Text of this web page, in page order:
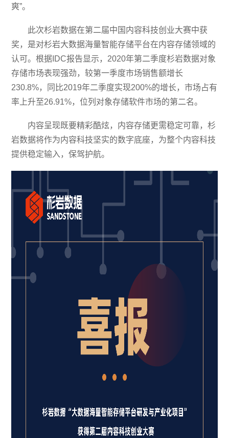
爽”。
此次杉岩数据在第二届中国内容科技创业大赛中获
奖，是对杉岩大数据海量智能存储平台在内容存储领域的
认可。根据IDC报告显示，2020年第二季度杉岩数据对象
存储市场表现强劲，较第一季度市场销售额增长
230.8%，同比2019年二季度实现200%的增长，市场占有
率上升至26.91%，位列对象存储软件市场的第二名。
内容呈现既要精彩酷炫，内容存储更需稳定可靠，杉
岩数据将作为内容科技坚实的数字底座，为整个内容科技
提供稳定输入，保驾护航。